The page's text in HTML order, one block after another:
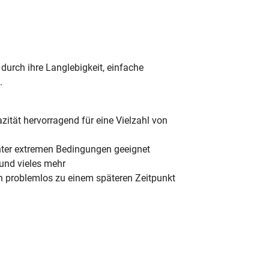
ihre Langlebigkeit, einfache
hervorragend für eine Vielzahl von
extremen Bedingungen geeignet
vieles mehr
problemlos zu einem späteren Zeitpunkt